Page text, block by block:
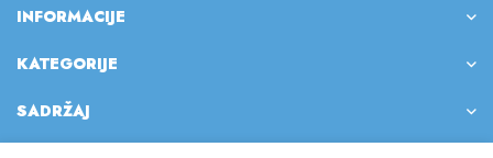
INFORMACIJE
KATEGORIJE
SADRŽAJ